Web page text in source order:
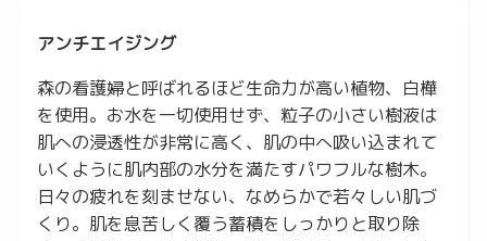
アンチエイジング
森の看護婦と呼ばれるほど生命力が高い植物、白樺
を使用。お水を一切使用せず、粒子の小さい樹液は
肌への浸透性が非常に高く、肌の中へ吸い込まれて
いくように肌内部の水分を満たすパワフルな樹木。
日々の疲れを刻ませない、なめらかで若々しい肌づ
くり。肌を息苦しく覆う蓄積をしっかりと取り除